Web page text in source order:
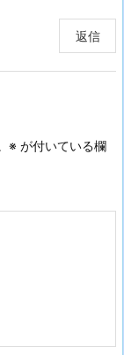
返信
※ が付いている欄